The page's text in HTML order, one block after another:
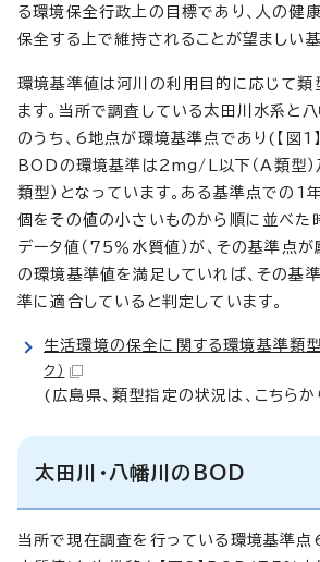
る環境保全行政上の目標であり、人の健
保全する上で維持されることが望ましい
環境基準値は河川の利用目的に応じて類
ます。当所で調査している太田川水系と
のうち、6地点が環境基準点であり(【図1
BODの環境基準は2mg/L以下（A類型
類型）となっています。ある基準点での1
個をその値の小さいものから順に並べ
データ値（75％水質値）が、その基準点
の環境基準値を満足していれば、その基
準に適合していると判定しています。
生活環境の保全に関する環境基準類
ク）
(広島県、類型指定の状況は、こちら
太田川・八幡川のBOD
当所で現在調査を行っている環境基準